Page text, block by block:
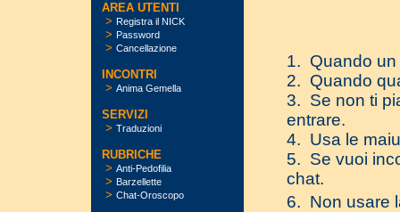
AREA UTENTI
> Registra il NICK
> Password
> Cancellazione
INCONTRI
> Anima Gemella
SERVIZI
> Traduzioni
RUBRICHE
> Anti-Pedofilia
> Barzellette
> Chat-Oroscopo
1. Quando un
2. Quando
3. Se non ti
entrare.
4. Usa le
5. Se vuoi
chat.
6. Non usare